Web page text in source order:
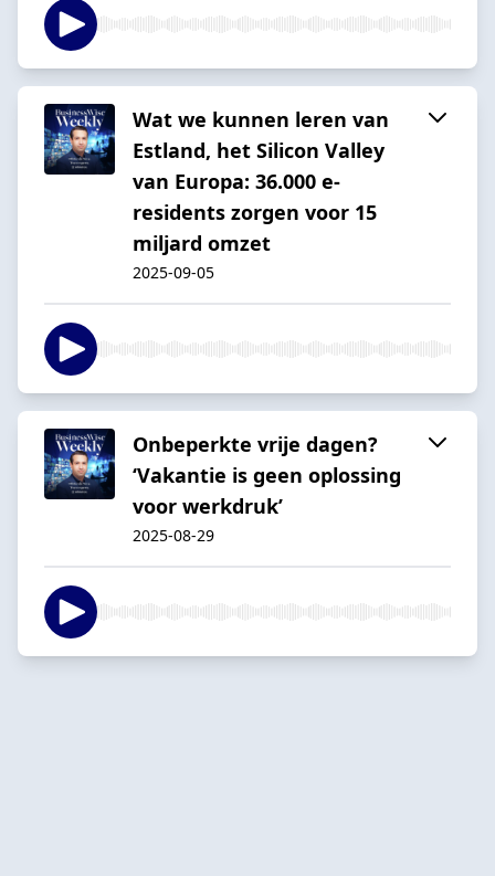
Wat we kunnen leren van
Estland, het Silicon Valley
van Europa: 36.000 e-
residents zorgen voor 15
miljard omzet
2025-09-05
Onbeperkte vrije dagen?
‘Vakantie is geen oplossing
voor werkdruk’
2025-08-29